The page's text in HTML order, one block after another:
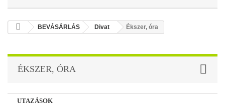
BEVÁSÁRLÁS Divat Ékszer, óra
ÉKSZER, ÓRA
UTAZÁSOK